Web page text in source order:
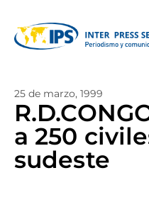
25 de marzo, 1999
a 250
sudeste